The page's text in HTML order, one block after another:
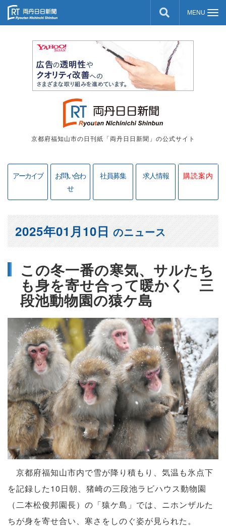
京都府福知山市の日刊紙「両丹日日新聞」の公式サイト
アーカイブ
お問い合わ
せ
社員募集 求人情報 購読案内
この冬一番の寒気、サルたち
も身を寄せ合って暖かく 三
段池動物園の猿ケ島
2025年01月10日のニュース
京都府福知山市内で雪が降り積もり、気温も氷点下
を記録した10日朝、猪崎の三段池ラビハウス動物園
（二本松俊邦園長）の「猿ケ島」では、ニホンザルた
ちが身を寄せ合い、寒さをしのぐ姿が見られた。